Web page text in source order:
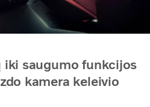
iki saugumo funkcijos
kamera keleivio